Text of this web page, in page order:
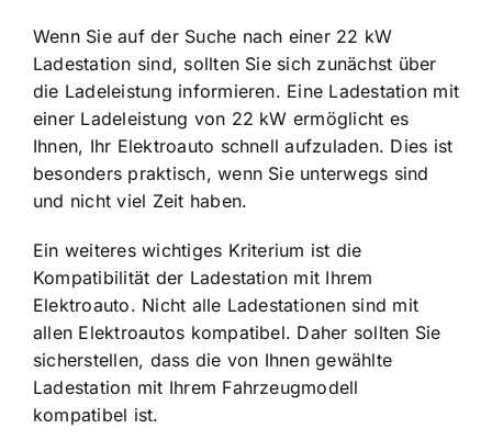
Wenn Sie auf der Suche nach einer 22 kW
Ladestation sind, sollten Sie sich zunächst über
die Ladeleistung informieren. Eine Ladestation mit
einer Ladeleistung von 22 kW ermöglicht es
Ihnen, Ihr Elektroauto schnell aufzuladen. Dies ist
besonders praktisch, wenn Sie unterwegs sind
und nicht viel Zeit haben.
Ein weiteres wichtiges Kriterium ist die
Kompatibilität der Ladestation mit Ihrem
Elektroauto. Nicht alle Ladestationen sind mit
allen Elektroautos kompatibel. Daher sollten Sie
sicherstellen, dass die von Ihnen gewählte
Ladestation mit Ihrem Fahrzeugmodell
kompatibel ist.